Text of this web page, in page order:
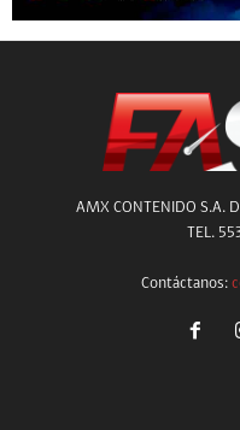
AMX CONTENIDO S.A.
TEL.
Contáctanos: